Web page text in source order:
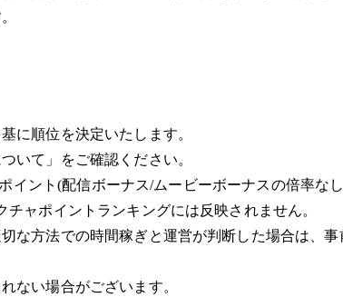
に順位を決定いたします。
いて」をご確認ください。
イント(配信ボーナス/ムービーボーナスの倍率な
ャポイントランキングには反映されません。
な方法での時間稼ぎと運営が判断した場合は、
ない場合がございます。